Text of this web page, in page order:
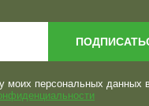
моих персональных данных